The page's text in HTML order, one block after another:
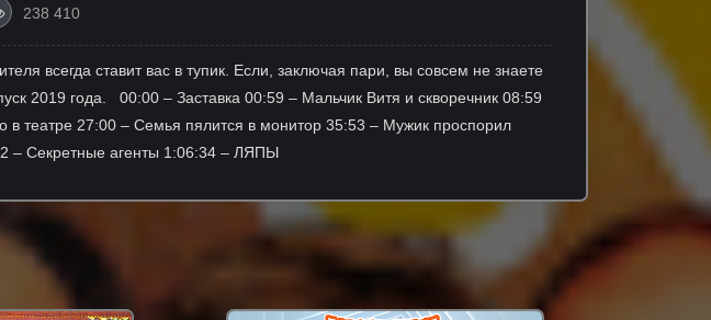
238 410
всегда ставит вас в тупик. Если, заключая пари, вы совсем не знаете
2019 года. 00:00 – Заставка 00:59 – Мальчик Витя и скворечник 08:59
театре 27:00 – Семья пялится в монитор 35:53 – Мужик проспорил
агенты 1:06:34 – ЛЯПЫ